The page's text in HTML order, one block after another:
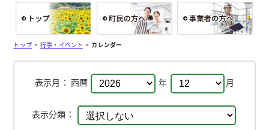
総合トップ
トップ>行事・イベント > カレンダー
表示月： 西暦 年 月
表示分類：